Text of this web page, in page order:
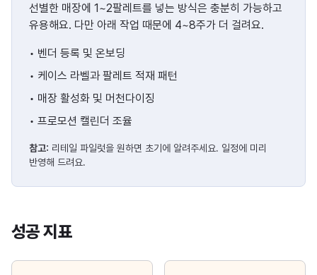
선별한 매장에 1~2팔레트를 넣는 방식은 충분히 가능하고
유용해요. 다만 아래 작업 때문에 4~8주가 더 걸려요.
• 벤더 등록 및 온보딩
• 케이스 라벨과 팔레트 적재 패턴
• 매장 활성화 및 머천다이징
• 프로모션 캘린더 조율
참고: 리테일 파일럿을 원하면 초기에 알려주세요. 일정에 미리
반영해 드려요.
성공 지표